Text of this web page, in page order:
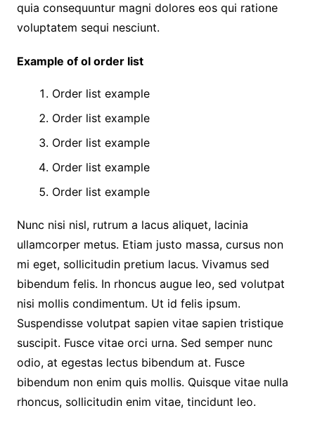
quia consequuntur magni dolores eos qui ratione
voluptatem sequi nesciunt.
Example of ol order list
Order list example
Order list example
Order list example
Order list example
Order list example
Nunc nisi nisl, rutrum a lacus aliquet, lacinia
ullamcorper metus. Etiam justo massa, cursus non
mi eget, sollicitudin pretium lacus. Vivamus sed
bibendum felis. In rhoncus augue leo, sed volutpat
nisi mollis condimentum. Ut id felis ipsum.
Suspendisse volutpat sapien vitae sapien tristique
suscipit. Fusce vitae orci urna. Sed semper nunc
odio, at egestas lectus bibendum at. Fusce
bibendum non enim quis mollis. Quisque vitae nulla
rhoncus, sollicitudin enim vitae, tincidunt leo.